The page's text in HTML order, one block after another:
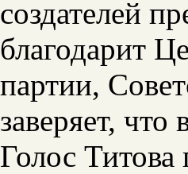
создателей
благодарит
партии,
заверяет,
Голос Титова